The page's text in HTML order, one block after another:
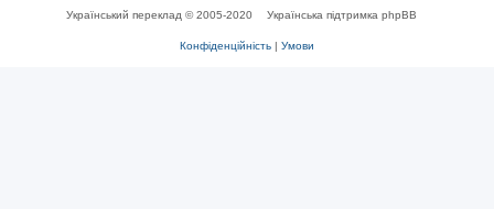
Український переклад © 2005-2020 Українська підтримка phpBB
Конфіденційність | Умови